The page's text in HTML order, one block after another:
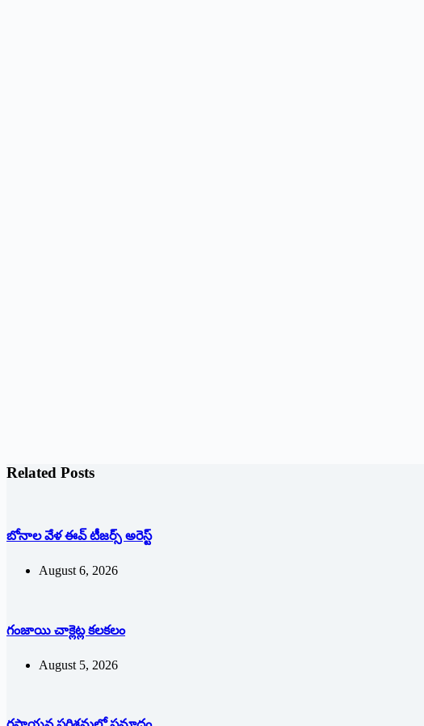
Related Posts
బోనాల వేళ ఈవ్‌ ‌టీజర్స్ అరెస్ట్
August 6, 2026
గంజాయి చాక్లెట్ల కలకలం
August 5, 2026